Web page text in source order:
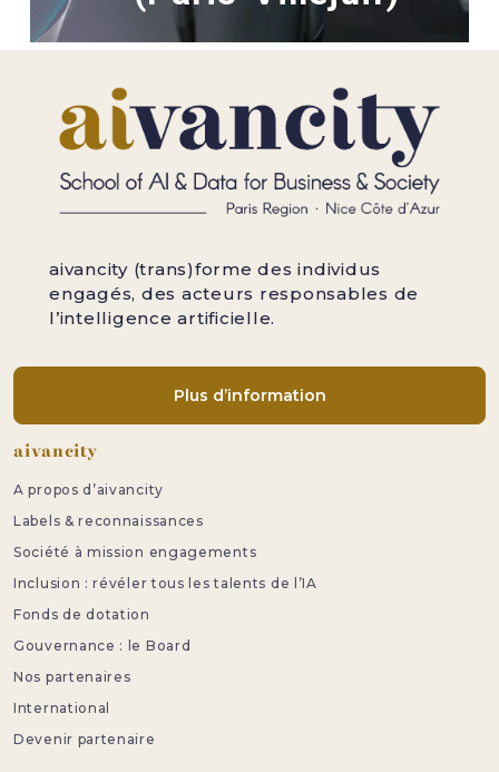
aivancity (trans)forme des individus
engagés, des acteurs responsables de
l’intelligence artificielle.
Plus d’information
Pied de page
aivancity
A propos d’aivancity
Labels & reconnaissances
Société à mission engagements
Inclusion : révéler tous les talents de l’IA
Fonds de dotation
Gouvernance : le Board
Nos partenaires
International
Devenir partenaire